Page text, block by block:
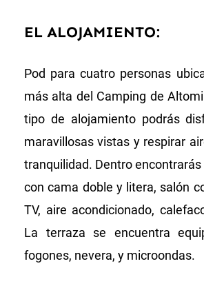
EL ALOJAMIENTO:
Pod para cuatro personas
más alta del Camping de
tipo de alojamiento podrás
maravillosas vistas y respirar
tranquilidad. Dentro
con cama doble y litera, salón
TV, aire acondicionado,
La terraza se encuentra
fogones, nevera, y microondas.